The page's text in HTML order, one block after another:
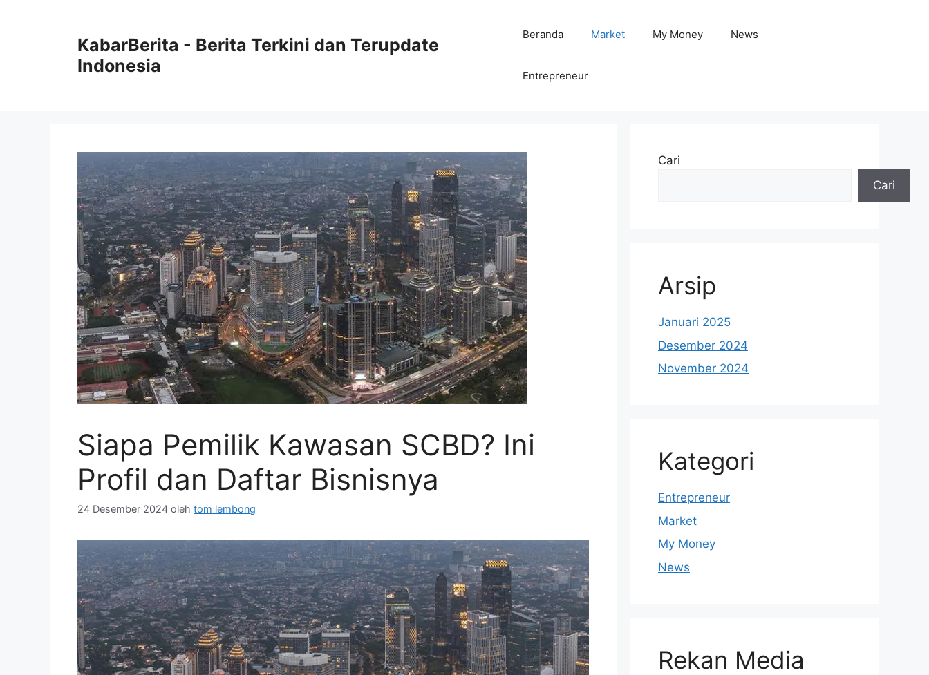
KabarBerita - Berita Terkini dan Terupdate
Indonesia
Beranda Market My Money News
Entrepreneur
Siapa Pemilik Kawasan SCBD? Ini
Profil dan Daftar Bisnisnya
24 Desember 2024 oleh tom lembong
Cari
Cari
Arsip
Januari 2025
Desember 2024
November 2024
Kategori
Entrepreneur
Market
My Money
News
Rekan Media